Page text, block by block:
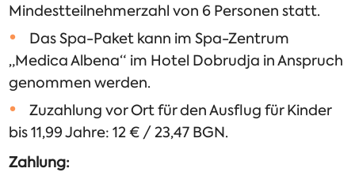
Mindestteilnehmerzahl von 6 Personen statt.
Das Spa-Paket kann im Spa-Zentrum
„Medica Albena“ im Hotel Dobrudja in Anspruch
genommen werden.
Zuzahlung vor Ort für den Ausflug für Kinder
bis 11,99 Jahre: 12 € / 23,47 BGN.
Zahlung: